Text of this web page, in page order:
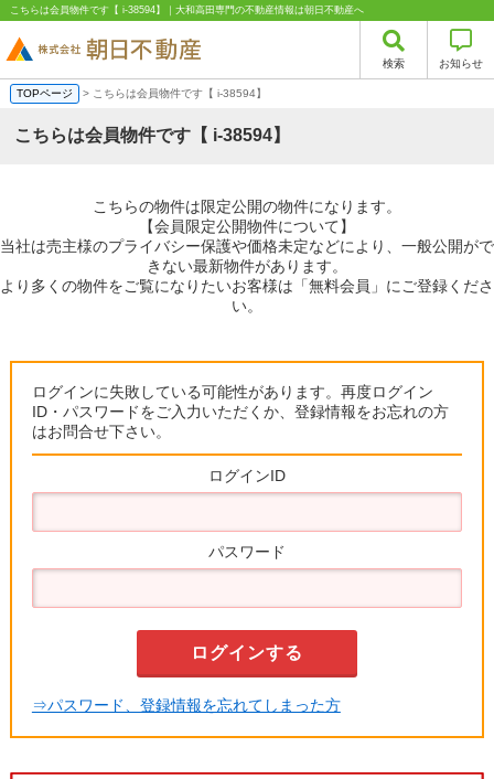
こちらは会員物件です【 i-38594】｜大和高田専門の不動産情報は朝日不動産へ
検索 お知らせ
TOPページ > こちらは会員物件です【 i-38594】
こちらは会員物件です【 i-38594】
こちらの物件は限定公開の物件になります。
【会員限定公開物件について】
当社は売主様のプライバシー保護や価格未定などにより、一般公開がで
きない最新物件があります。
より多くの物件をご覧になりたいお客様は「無料会員」にご登録くださ
い。
ログインに失敗している可能性があります。再度ログイン
ID・パスワードをご入力いただくか、登録情報をお忘れの方
はお問合せ下さい。
ログインID
パスワード
⇒パスワード、登録情報を忘れてしまった方